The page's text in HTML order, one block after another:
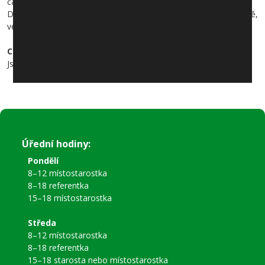
Doufáme, že jsme Vás zaujali a věříme Vám, že zvolíte správně,
ve dnech 10. a 11. října 2014.
Chceme komunikaci, ne konfrontaci!
Jsme s pozdravem, kandidáti “Hasiči a občané Jíloviště“
Úřední hodiny:
Pondělí
8–12 místostarostka
8–18 referentka
15–18 místostarostka
Středa
8–12 místostarostka
8–18 referentka
15–18 starosta nebo místostarostka